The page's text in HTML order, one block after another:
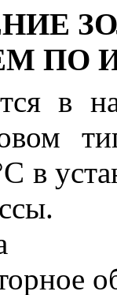
ПО
в
в